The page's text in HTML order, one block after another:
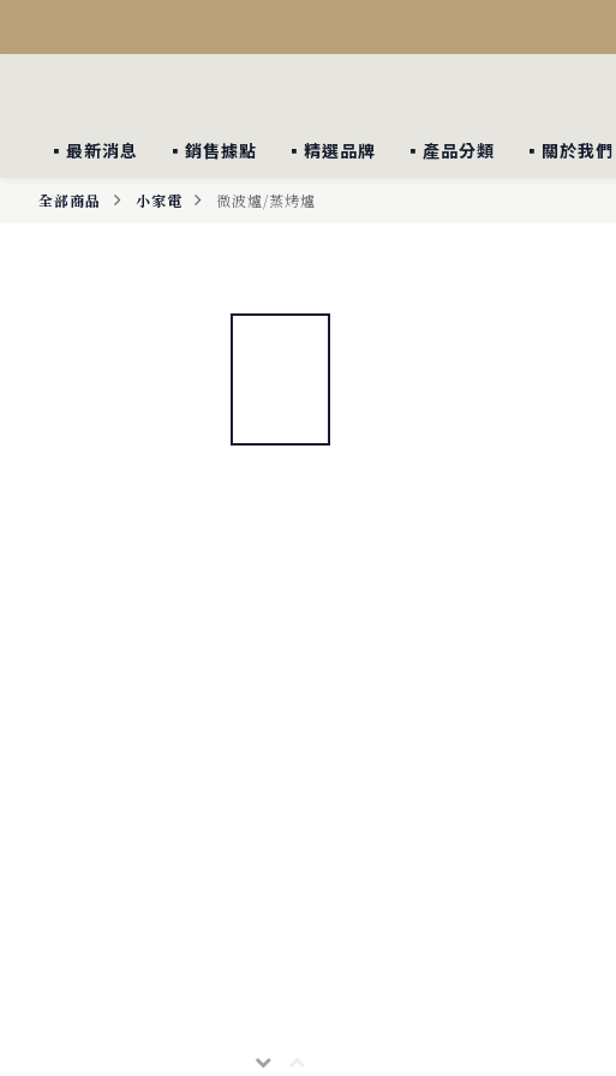
▪︎最新消息 ▪︎銷售據點 ▪︎精選品牌 ▪︎產品分類 ▪︎關於我們
全部商品 小家電 微波爐/蒸烤爐